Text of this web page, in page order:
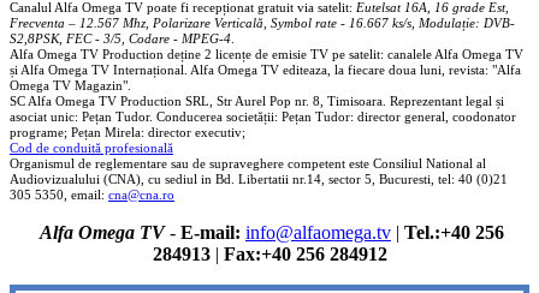
Canalul Alfa Omega TV poate fi recepționat gratuit via satelit: Eutelsat 16A, 16 grade Est,
Frecventa – 12.567 Mhz, Polarizare Verticală, Symbol rate - 16.667 ks/s, Modulație: DVB-
S2,8PSK, FEC - 3/5, Codare - MPEG-4
Alfa Omega TV Production deține 2 licențe de emisie TV pe satelit: canalele Alfa Omega TV
și Alfa Omega TV Internațional. Alfa Omega TV editeaza, la fiecare doua luni, revista: "Alfa
Omega TV Magazin".
SC Alfa Omega TV Production SRL, Str Aurel Pop nr. 8, Timisoara. Reprezentant legal și
asociat unic: Pețan Tudor. Conducerea societății: Pețan Tudor: director general, coodonator
programe; Pețan Mirela: director executiv;
Cod de conduită profesională
Organismul de reglementare sau de supraveghere competent este Consiliul National al
Audiovizualului (CNA), cu sediul in Bd. Libertatii nr.14, sector 5, Bucuresti, tel: 40 (0)21
305 5350, email: cna@cna.ro
Alfa Omega TV- E-mail: info@alfaomega.tv | Tel.:+40 256
284913| Fax:+40 256 284912